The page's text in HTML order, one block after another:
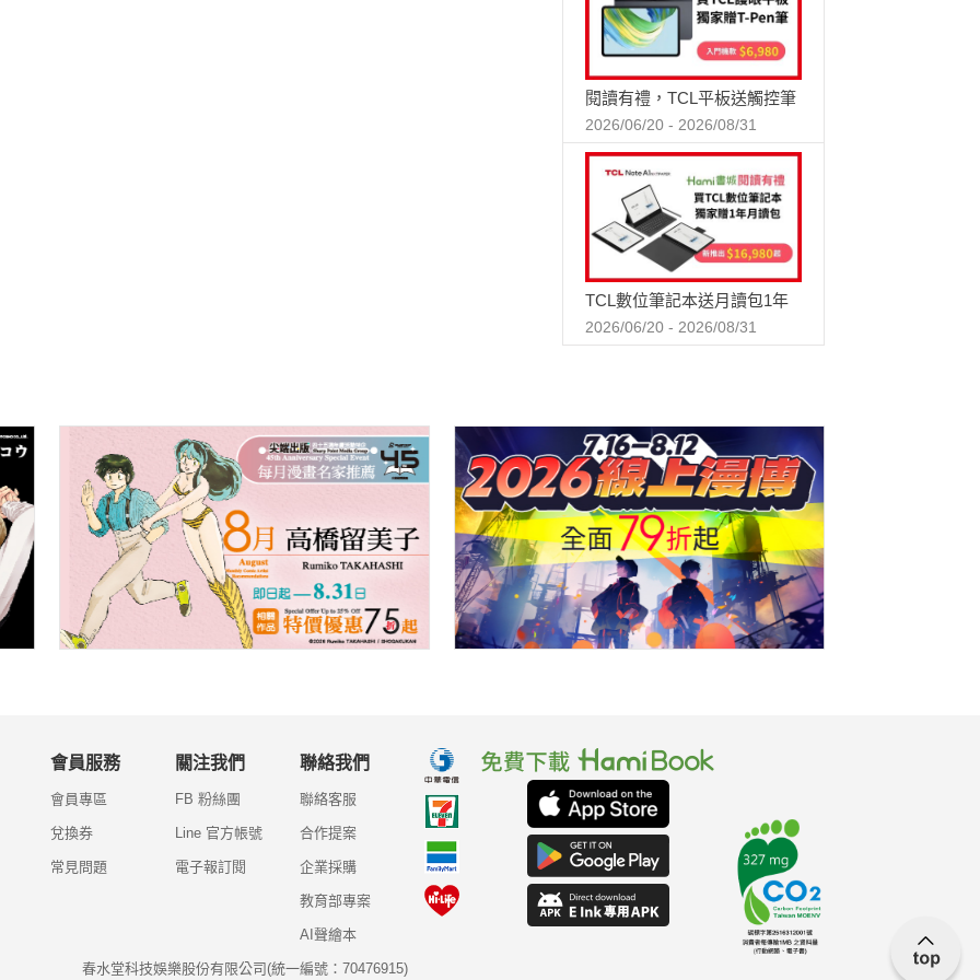
閱讀有禮，TCL平板送觸控筆
2026/06/20 - 2026/08/31
TCL數位筆記本送月讀包1年
2026/06/20 - 2026/08/31
會員服務
會員專區
兌換券
常見問題
關注我們
FB 粉絲團
Line 官方帳號
電子報訂閱
聯絡我們
聯絡客服
合作提案
企業採購
教育部專案
AI聲繪本
春水堂科技娛樂股份有限公司(統一編號：70476915)